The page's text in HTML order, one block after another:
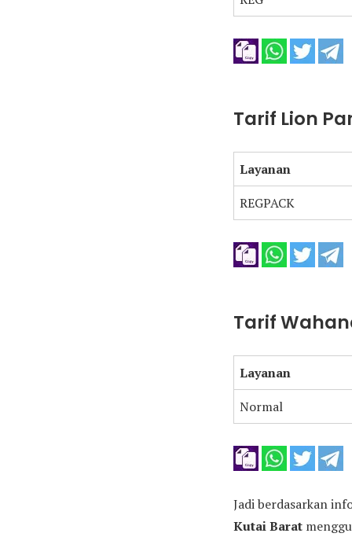
Tarif Lion
Layanan
REGPACK
Tarif
Layanan
Normal
Jadi berdasarkan
Kutai Barat